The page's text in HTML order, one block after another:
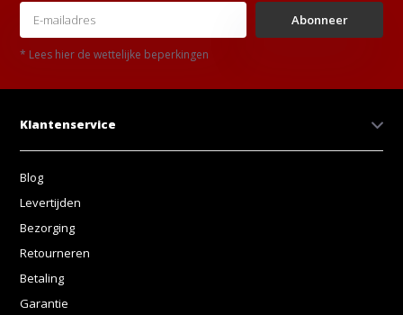
Abonneer
* Lees hier de wettelijke beperkingen
Klantenservice
Blog
Levertijden
Bezorging
Retourneren
Betaling
Garantie